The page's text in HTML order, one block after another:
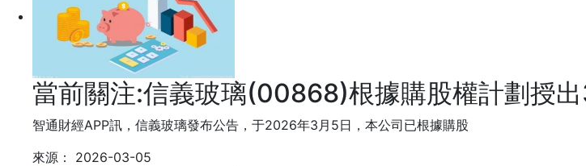
當前關注:信義玻璃(00868)根據購股權計劃授
智通財經APP訊，信義玻璃發布公告，于2026年3月5日，本公司已根據購股
來源：
2026-03-05